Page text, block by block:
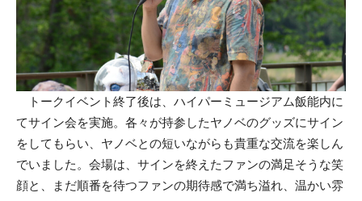
トークイベント終了後は、ハイパーミュージアム飯能内に
てサイン会を実施。各々が持参したヤノベのグッズにサイン
をしてもらい、ヤノベとの短いながらも貴重な交流を楽しん
でいました。会場は、サインを終えたファンの満足そうな笑
顔と、まだ順番を待つファンの期待感で満ち溢れ、温かい雰